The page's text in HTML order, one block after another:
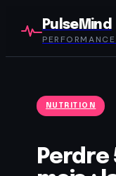
PulseMind
NUTRITION
Perdre